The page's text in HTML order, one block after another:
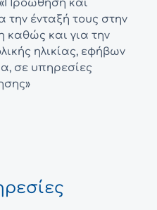
και
την ένταξή τους στην
καθώς και για την
ηλικίας, εφήβων
σε υπηρεσίες